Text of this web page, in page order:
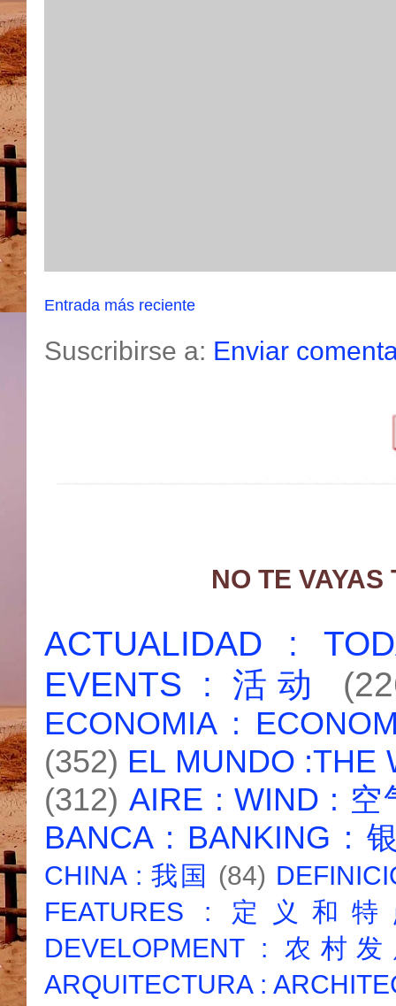
Entrada más reciente
Suscribirse a: Enviar
NO TE
ACTUALIDAD :
EVENTS : 活动
ECONOMIA :
(352) EL MUNDO :THE
(312) AIRE : WIND : 空
BANCA : BANKING :
CHINA : 我国 (84)
FEATURES : 定义和
DEVELOPMENT : 农村
ARQUITECTURA :